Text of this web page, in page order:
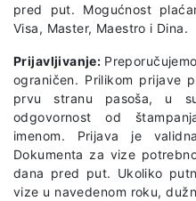
pred put. Mogućnost
Visa, Master, Maestro i Dina.
Prijavljivanje:
ograničen. Prilikom prijave
prvu stranu pasoša, u
odgovornost od
imenom. Prijava je
Dokumenta za vize
dana pred put. Ukoliko
vize u navedenom roku,